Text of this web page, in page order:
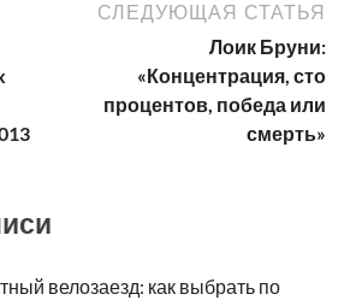
СЛЕДУЮЩАЯ СТАТЬЯ
Лоик Бруни:
«Концентрация, сто
процентов, победа или
смерть»
велозаезд: как выбрать по